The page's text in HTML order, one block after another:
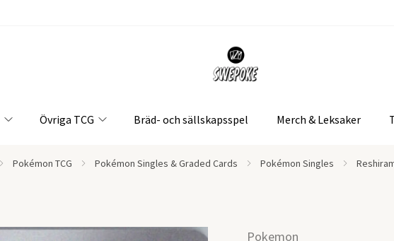
Övriga TCG Bräd- och sällskapsspel Merch & Leksaker
Pokémon TCG Pokémon Singles & Graded Cards Pokémon Singles
Pokemon